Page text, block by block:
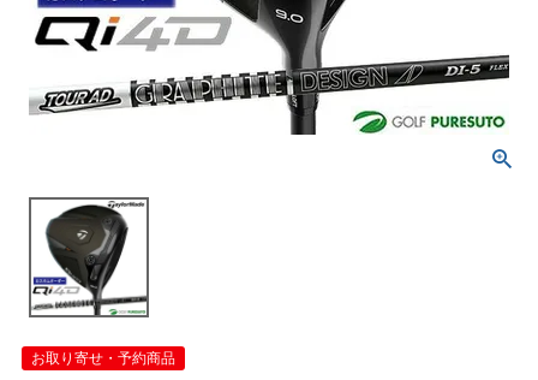
お取り寄せ・予約商品